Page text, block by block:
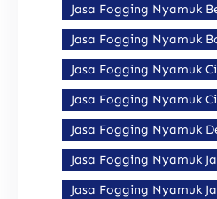
Jasa Fogging Nyamuk
Jasa Fogging Nyamuk
Jasa Fogging Nyamuk
Jasa Fogging Nyamuk
Jasa Fogging Nyamuk
Jasa Fogging Nyamuk
Jasa Fogging Nyamuk